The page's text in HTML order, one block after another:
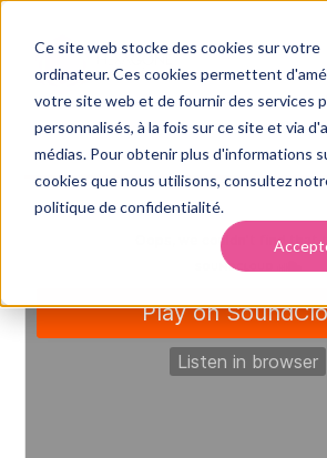
Ce site web stocke des cookies sur votre
ordinateur. Ces cookies permettent
votre site web et de fournir des services
personnalisés, à la fois sur ce site et via
médias. Pour obtenir plus d'informations
cookies que nous utilisons, consultez
politique de confidentialité.